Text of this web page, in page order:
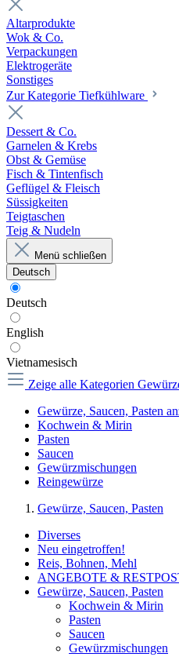
Altarprodukte
Wok & Co.
Verpackungen
Elektrogeräte
Sonstiges
Zur Kategorie Tiefkühlware
Dessert & Co.
Garnelen & Krebs
Obst & Gemüse
Fisch & Tintenfisch
Geflügel & Fleisch
Süssigkeiten
Teigtaschen
Teig & Nudeln
Menü schließen
Deutsch
Deutsch
English
Vietnamesisch
Zeige alle Kategorien
Gewürze, Saucen, Pasten
Kochwein & Mirin
Pasten
Saucen
Gewürzmischungen
Reingewürze
Gewürze, Saucen, Pasten
Diverses
Neu eingetroffen!
Reis, Bohnen, Mehl
ANGEBOTE &
Gewürze, Saucen, Pasten
Kochwein & Mirin
Pasten
Saucen
Gewürzmischungen